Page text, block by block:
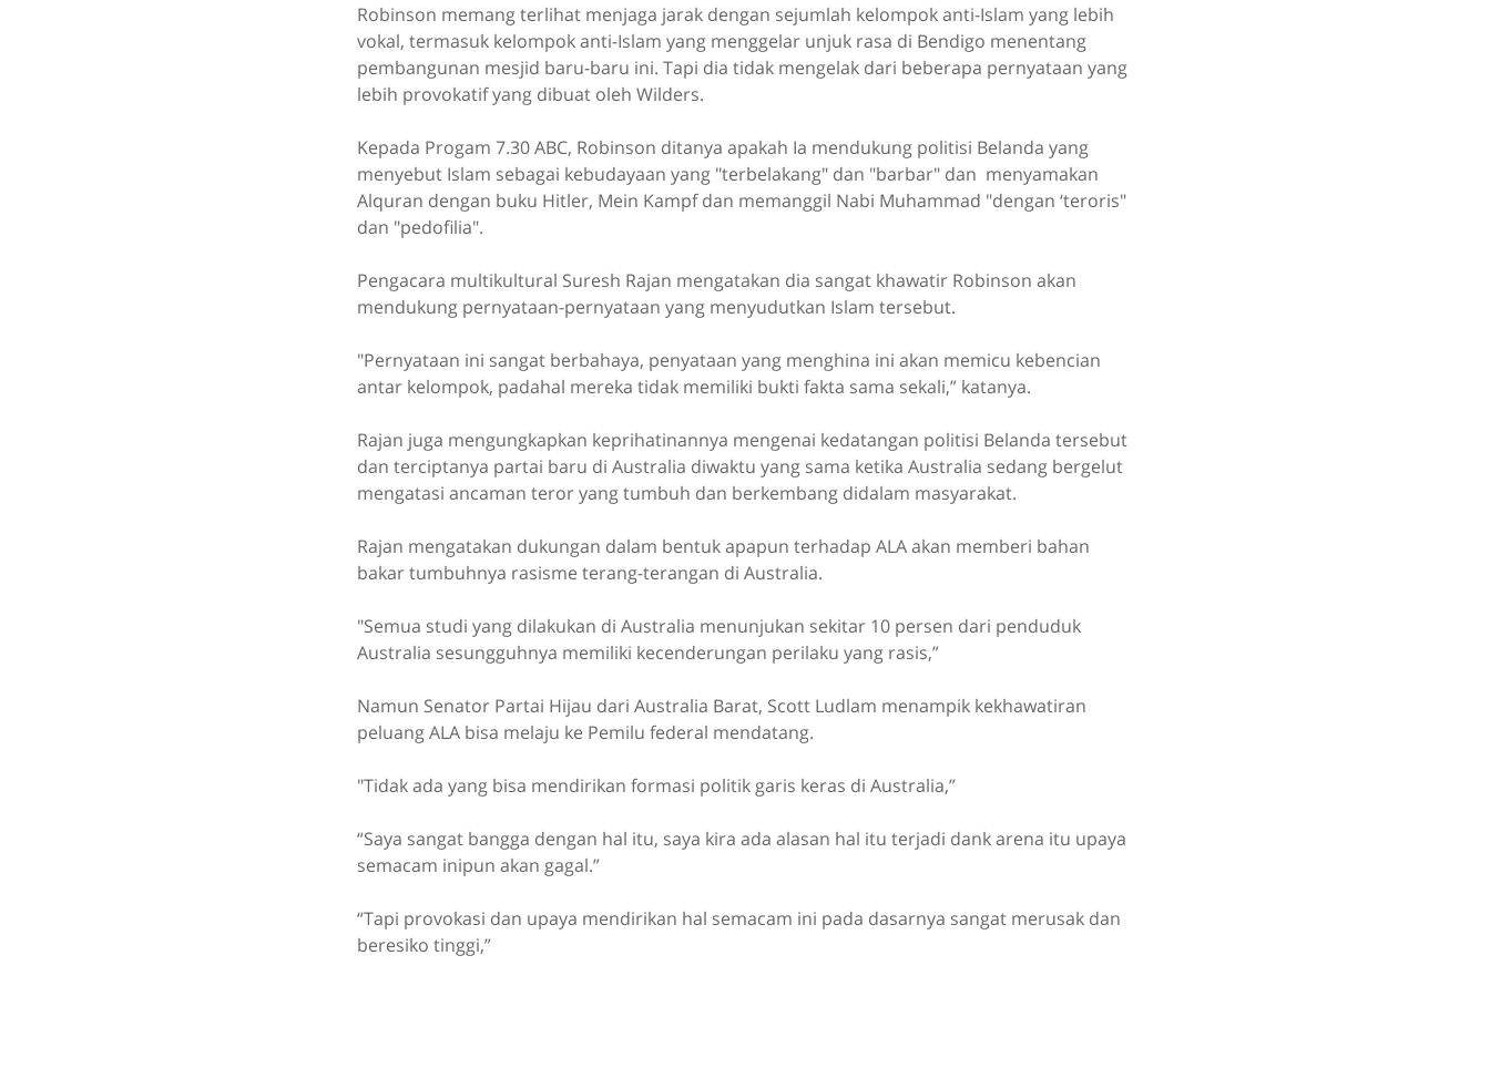
Robinson memang terlihat menjaga jarak dengan sejumlah kelompok anti-Islam yang lebih
vokal, termasuk kelompok anti-Islam yang menggelar unjuk rasa di Bendigo menentang
pembangunan mesjid baru-baru ini. Tapi dia tidak mengelak dari beberapa pernyataan yang
lebih provokatif yang dibuat oleh Wilders.
Kepada Progam 7.30 ABC, Robinson ditanya apakah Ia mendukung politisi Belanda yang
menyebut Islam sebagai kebudayaan yang "terbelakang" dan "barbar" dan menyamakan
Alquran dengan buku Hitler, Mein Kampf dan memanggil Nabi Muhammad "dengan ‘teroris"
dan "pedofilia".
Pengacara multikultural Suresh Rajan mengatakan dia sangat khawatir Robinson akan
mendukung pernyataan-pernyataan yang menyudutkan Islam tersebut.
"Pernyataan ini sangat berbahaya, penyataan yang menghina ini akan memicu kebencian
antar kelompok, padahal mereka tidak memiliki bukti fakta sama sekali,” katanya.
Rajan juga mengungkapkan keprihatinannya mengenai kedatangan politisi Belanda tersebut
dan terciptanya partai baru di Australia diwaktu yang sama ketika Australia sedang bergelut
mengatasi ancaman teror yang tumbuh dan berkembang didalam masyarakat.
Rajan mengatakan dukungan dalam bentuk apapun terhadap ALA akan memberi bahan
bakar tumbuhnya rasisme terang-terangan di Australia.
"Semua studi yang dilakukan di Australia menunjukan sekitar 10 persen dari penduduk
Australia sesungguhnya memiliki kecenderungan perilaku yang rasis,”
Namun Senator Partai Hijau dari Australia Barat, Scott Ludlam menampik kekhawatiran
peluang ALA bisa melaju ke Pemilu federal mendatang.
"Tidak ada yang bisa mendirikan formasi politik garis keras di Australia,”
“Saya sangat bangga dengan hal itu, saya kira ada alasan hal itu terjadi dank arena itu upaya
semacam inipun akan gagal.”
“Tapi provokasi dan upaya mendirikan hal semacam ini pada dasarnya sangat merusak dan
beresiko tinggi,”